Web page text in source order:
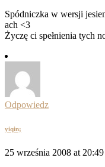
Spódniczka w wersji
ach <3
Życzę ci spełnienia tych
Odpowiedz
yiqin;
25 września 2008 at 20:49